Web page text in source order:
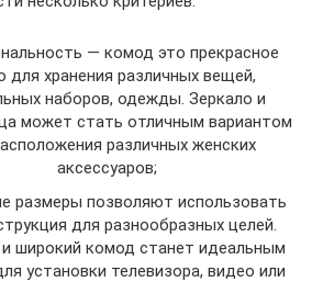
— комод это прекрасное
для хранения различных вещей,
наборов, одежды. Зеркало и
может стать отличным вариантом
различных женских
аксессуаров;
размеры позволяют использовать
для разнообразных целей.
широкий комод станет идеальным
установки телевизора, видео или